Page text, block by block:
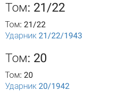
Том: 21/22
Том: 21/22
Ударник 21/22/1943
Том: 20
Том: 20
Ударник 20/1942